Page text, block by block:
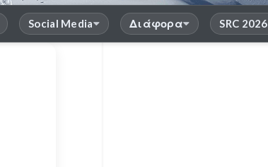
Social Media Διάφορα SRC 2026